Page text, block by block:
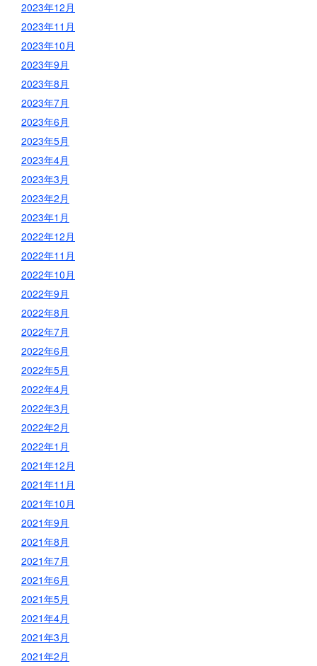
2023年12月
2023年11月
2023年10月
2023年9月
2023年8月
2023年7月
2023年6月
2023年5月
2023年4月
2023年3月
2023年2月
2023年1月
2022年12月
2022年11月
2022年10月
2022年9月
2022年8月
2022年7月
2022年6月
2022年5月
2022年4月
2022年3月
2022年2月
2022年1月
2021年12月
2021年11月
2021年10月
2021年9月
2021年8月
2021年7月
2021年6月
2021年5月
2021年4月
2021年3月
2021年2月